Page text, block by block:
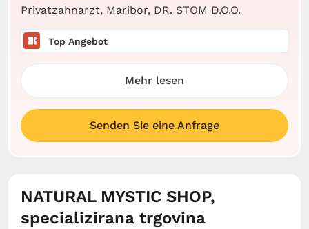
Privatzahnarzt, Maribor, DR. STOM D.O.O.
Top Angebot
Mehr lesen
Senden Sie eine Anfrage
NATURAL MYSTIC SHOP,
specializirana trgovina